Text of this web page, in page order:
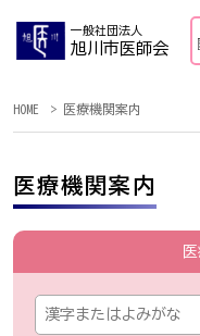
一般社団法人
旭川市医師会
HOME 医療機関案内
医療機関案内